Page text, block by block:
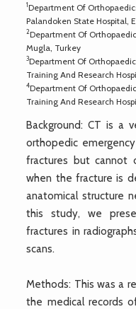
1Department Of
Palandoken State Hospital,
2Department Of
Mugla, Turkey
3Department Of
Training And Research
4Department Of
Training And Research
Background: CT is a
orthopedic
fractures but cannot
when the fracture is
anatomical structure
this study, we
fractures in
scans.
Methods: This was a
the medical records